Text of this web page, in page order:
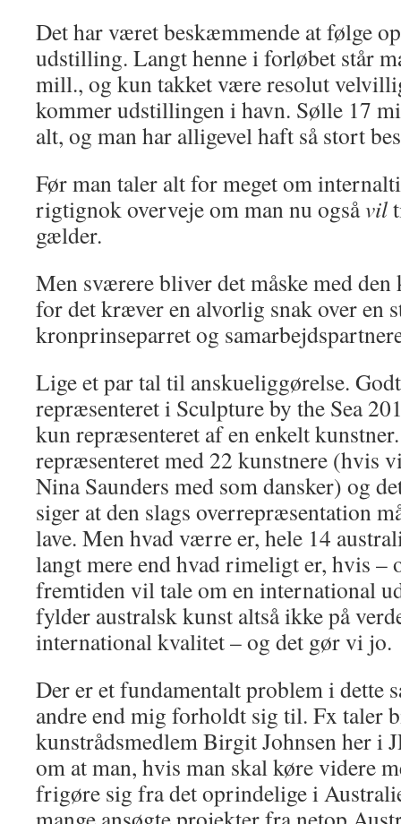
Det har været beskæmmende at følge
udstilling. Langt henne i forløbet står
mill., og kun takket være resolut
kommer udstillingen i havn. Sølle 17
alt, og man har alligevel haft så stort
Før man taler alt for meget om
rigtignok overveje om man nu ogsåvil
gælder.
Men sværere bliver det måske med
for det kræver en alvorlig snak over en
kronprinseparret og
Lige et par tal til anskueliggørelse.
repræsenteret i Sculpture by the Sea
kun repræsenteret af en enkelt
repræsenteret med 22 kunstnere (hvis
Nina Saunders med som dansker) og
siger at den slags overrepræsentation
lave. Men hvad værre er, hele 14
langt mere end hvad rimeligt er, hvis –
fremtiden vil tale om en international
fylder australsk kunst altså ikke på
international kvalitet – og det gør vi jo.
Der er et fundamentalt problem i dette
andre end mig forholdt sig til. Fx taler
kunstrådsmedlem Birgit Johnsen her i
om at man, hvis man skal køre videre
frigøre sig fra det oprindelige i